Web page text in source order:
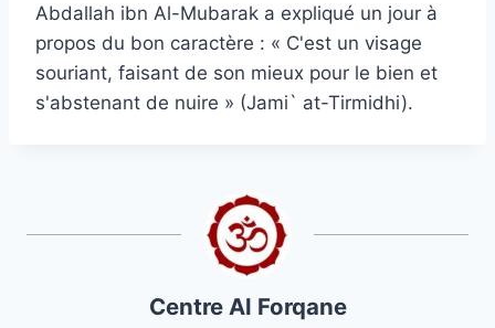
Abdallah ibn Al-Mubarak a expliqué un jour à
propos du bon caractère : « C'est un visage
souriant, faisant de son mieux pour le bien et
s'abstenant de nuire » (Jami` at-Tirmidhi).
Centre Al Forqane